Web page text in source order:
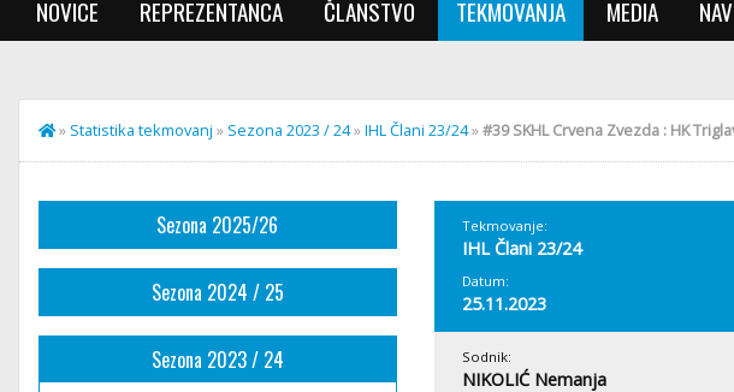
NOVICE REPREZENTANCA ČLANSTVO TEKMOVANJA MEDIA
» Statistika tekmovanj » Sezona 2023 / 24»IHL Člani 23/24»#39 SKHL Crvena Zvezda : HK
Sezona 2025/26
Sezona 2024 / 25
Sezona 2023 / 24
Tekmovanje:
IHL Člani 23/24
Datum:
25.11.2023
Sodnik:
NIKOLIĆ Nemanja